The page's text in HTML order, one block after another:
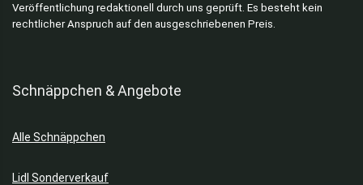
Veröffentlichung redaktionell durch uns geprüft. Es besteht kein
rechtlicher Anspruch auf den ausgeschriebenen Preis.
Schnäppchen & Angebote
Alle Schnäppchen
Lidl Sonderverkauf